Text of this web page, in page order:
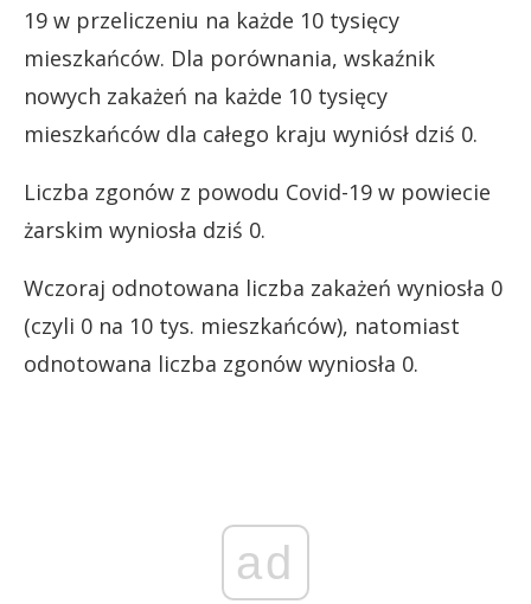
19 w przeliczeniu na każde 10 tysięcy
mieszkańców. Dla porównania, wskaźnik
nowych zakażeń na każde 10 tysięcy
mieszkańców dla całego kraju wyniósł dziś 0.
Liczba zgonów z powodu Covid-19 w powiecie
żarskim wyniosła dziś 0.
Wczoraj odnotowana liczba zakażeń wyniosła 0
(czyli 0 na 10 tys. mieszkańców), natomiast
odnotowana liczba zgonów wyniosła 0.
ad